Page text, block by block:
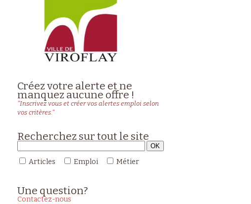
Créez votre alerte et ne
manquez aucune offre !
"Inscrivez vous et créer vos alertes emploi selon
vos critères."
Recherchez sur tout le site
Articles Emploi Métier
Une question?
Contactez-nous